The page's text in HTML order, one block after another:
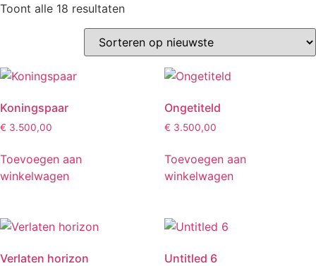
Toont alle 18 resultatenGesorteerd
op
nieuwste
Koningspaar
€ 3.500,00
Toevoegen aan
winkelwagen
Ongetiteld
€ 3.500,00
Toevoegen aan
winkelwagen
Verlaten horizon Untitled 6